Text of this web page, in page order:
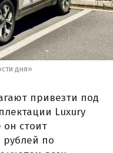
дня»
привезти под
Luxury
он стоит
рублей по